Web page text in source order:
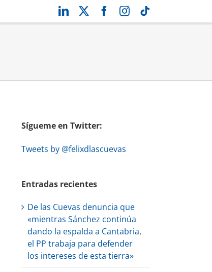
LinkedIn Facebook
Instagram
Sígueme en Twitter:
Tweets by @felixdlascuevas
Entradas recientes
De las Cuevas denuncia que
«mientras Sánchez continúa
dando la espalda a Cantabria,
el PP trabaja para defender
los intereses de esta tierra»